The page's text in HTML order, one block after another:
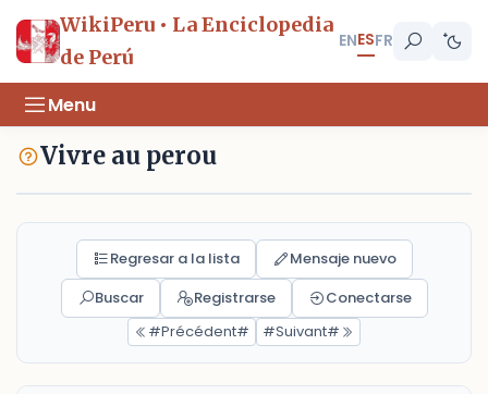
WikiPeru • La Enciclopedia
de Perú
ENESFR
Menu
Vivre au perou
Regresar a la lista
Mensaje nuevo
Buscar
Registrarse
Conectarse
#Précédent#
#Suivant#